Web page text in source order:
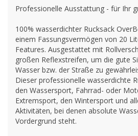
Professionelle Ausstattung - für Ihr
100% wasserdichter Rucksack
einem Fassungsvermögen von 20
Features. Ausgestattet mit
großen Reflexstreifen, um die gute
Wasser bzw. der Straße zu
Dieser professionelle wasserdichte
den Wassersport, Fahrrad- oder
Extremsport, den Wintersport und
Aktivitäten, bei denen absolute
Vordergrund steht.